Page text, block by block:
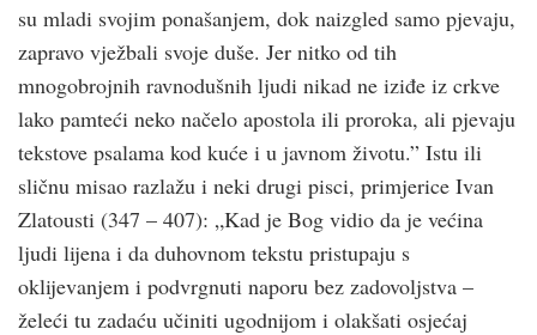
su mladi svojim ponašanjem, dok naizgled samo pjevaju,
zapravo vježbali svoje duše. Jer nitko od tih
mnogobrojnih ravnodušnih ljudi nikad ne iziđe iz crk­ve
lako pamteći neko načelo apostola ili proroka, ali pjevaju
tekstove psalama kod kuće i u javnom životu.” Istu ili
sličnu misao razlažu i neki drugi pisci, primjerice Ivan
Zlatousti (347 – 407): „Kad je Bog vidio da je većina
ljudi lijena i da duhovnom tekstu pristupaju s
oklijevanjem i podvrgnuti naporu bez zadovoljstva –
želeći tu zadaću učiniti ugodnijom i olakšati osjećaj